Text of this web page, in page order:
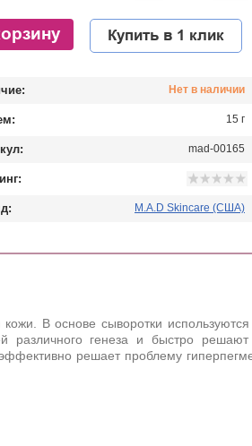
Купить в 1 клик
Нет в наличии
15 г
mad-00165
M.A.D Skincare (США)
В основе сыворотки
генеза и быстро
решает проблему